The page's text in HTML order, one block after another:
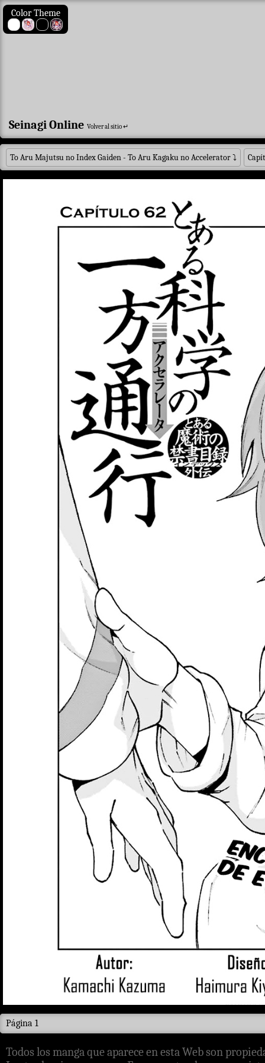
Color Theme
Seinagi Online Volver al sitio ↵
To Aru Majutsu no Index Gaiden - To Aru Kagaku no Accelerator⤵
Página 1
Todos los manga que aparece en esta Web son